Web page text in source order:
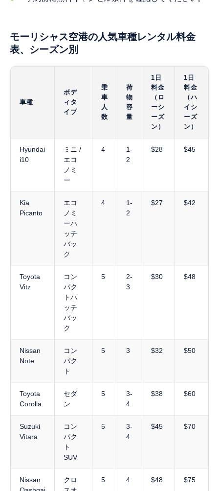
モーリシャス空港の人気車種レンタル料金
表、シーズン別
車種
ボデ
ィタ
イプ
乗
車
人
数
荷
物
容
量
1日
料金
（ロ
ーシ
ーズ
ン）
1日
料金
（ハ
イシ
ーズ
ン）
Hyundai
i10
ミニ /
エコ
ノミ
ー
4
1-
2
$28 $45
Kia
Picanto
エコ
ノミ
ーハ
ッチ
バッ
ク
4
1-
2
$27 $42
Toyota
Vitz
コン
パク
トハ
ッチ
バッ
ク
5
2-
3
$30 $48
Nissan
Note
コン
パク
ト
5 3 $32 $50
Toyota
Corolla
セダ
ン
5
3-
4
$38 $60
Suzuki
Vitara
コン
パク
ト
SUV
5
3-
4
$45 $70
Nissan
クロ
5 4 $48 $75